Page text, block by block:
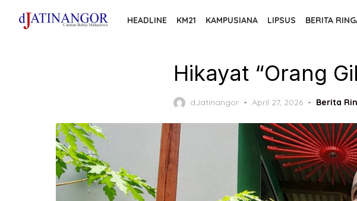
HEADLINE KM21 KAMPUSIANA LIPSUS BERITA
Hikayat “Orang
dJatinangor
Posted
April 27, 2026 Berita